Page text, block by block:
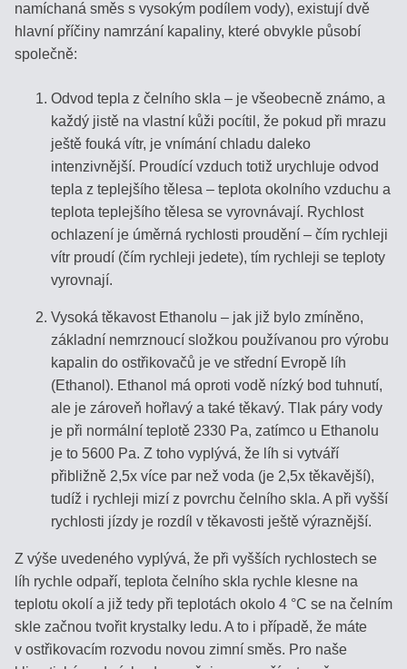
namíchaná směs s vysokým podílem vody), existují dvě
hlavní příčiny namrzání kapaliny, které obvykle působí
společně:
Odvod tepla z čelního skla – je všeobecně známo, a
každý jistě na vlastní kůži pocítil, že pokud při mrazu
ještě fouká vítr, je vnímání chladu daleko
intenzivnější. Proudící vzduch totiž urychluje odvod
tepla z teplejšího tělesa – teplota okolního vzduchu a
teplota teplejšího tělesa se vyrovnávají. Rychlost
ochlazení je úměrná rychlosti proudění – čím rychleji
vítr proudí (čím rychleji jedete), tím rychleji se teploty
vyrovnají.
Vysoká těkavost Ethanolu – jak již bylo zmíněno,
základní nemrznoucí složkou používanou pro výrobu
kapalin do ostřikovačů je ve střední Evropě líh
(Ethanol). Ethanol má oproti vodě nízký bod tuhnutí,
ale je zároveň hořlavý a také těkavý. Tlak páry vody
je při normální teplotě 2330 Pa, zatímco u Ethanolu
je to 5600 Pa. Z toho vyplývá, že líh si vytváří
přibližně 2,5x více par než voda (je 2,5x těkavější),
tudíž i rychleji mizí z povrchu čelního skla. A při vyšší
rychlosti jízdy je rozdíl v těkavosti ještě výraznější.
Z výše uvedeného vyplývá, že při vyšších rychlostech se
líh rychle odpaří, teplota čelního skla rychle klesne na
teplotu okolí a již tedy při teplotách okolo 4 °C se na čelním
skle začnou tvořit krystalky ledu. A to i případě, že máte
v ostřikovacím rozvodu novou zimní směs. Pro naše
info
ÚVOD
DOKONČIT
OBJEDNÁVKU
NAKUPOVAT?
OBCHODNÍ
SLEDOVÁNÍ
ZÁSILKY
KONTAKT
Refraktopedie
PROČ
POTŘEBUJETE
REFRAKTOMETR?
ENCYKLOPEDIE